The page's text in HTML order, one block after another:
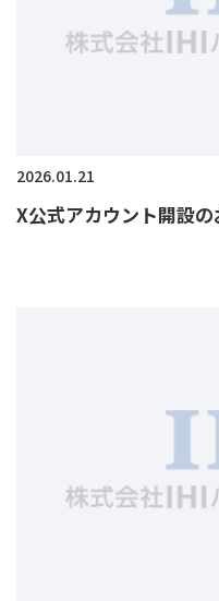
2026.01.21
X公式アカウント開設